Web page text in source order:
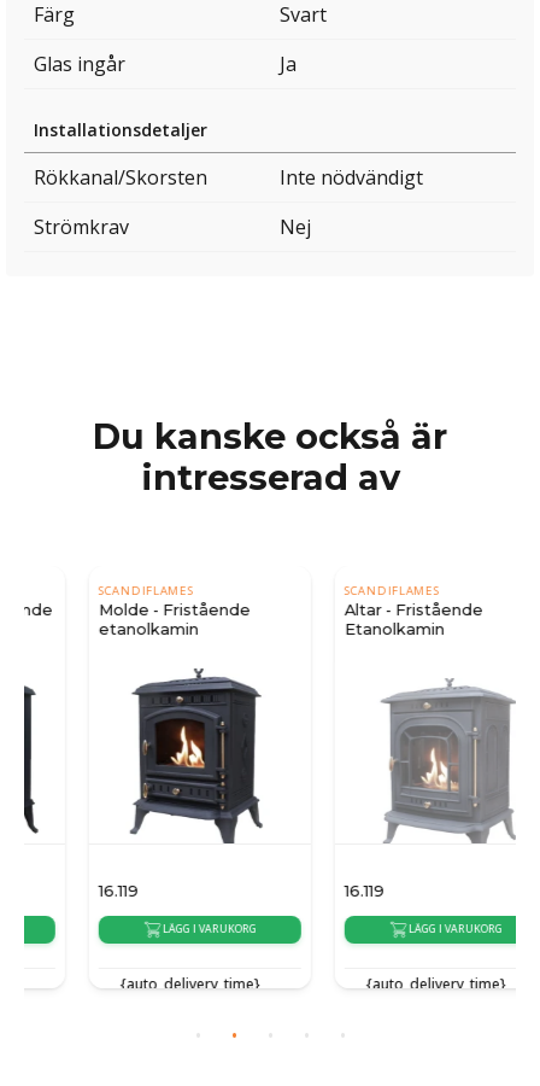
Färg
Svart
Glas ingår
Ja
Installationsdetaljer
Rökkanal/Skorsten
Inte nödvändigt
Strömkrav
Nej
Du kanske också är
intresserad av
SCANDIFLAMES
Molde - Fristående
etanolkamin
LÄGG I VARUKORG
{auto_delivery_time}
SCANDIFLAMES
Altar - Fristående
Etanolkamin
LÄGG I VARUKORG
{auto_delivery_time}